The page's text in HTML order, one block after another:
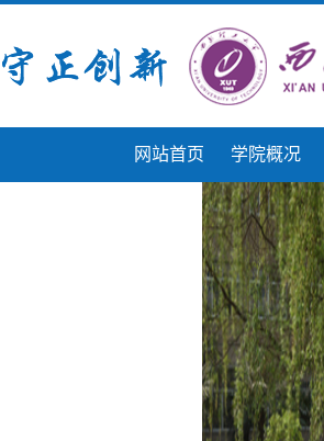
网站首页 学院概况